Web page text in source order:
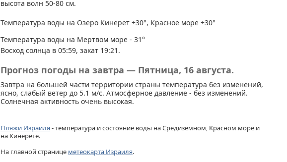
высота волн 50-80 см.
Температура воды на Озеро Кинерет +30°, Красное море +30°
Температура воды на Мертвом море - 31°
Восход солнца в 05:59, закат 19:21.
Прогноз погоды на завтра — Пятница, 16 августа.
Завтра на большей части территории страны температура без изменений,
ясно, слабый ветер до 5.1 м/с. Атмосферное давление - без изменений.
Солнечная активность очень высокая.
Пляжи Израиля- температура и состояние воды на Средиземном, Красном море и
на Кинерете.
На главной странице метеокарта Израиля.